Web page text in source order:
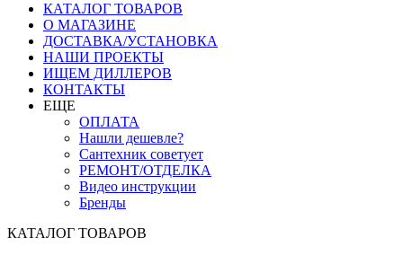
КАТАЛОГ ТОВАРОВ
О МАГАЗИНЕ
ДОСТАВКА/УСТАНОВКА
НАШИ ПРОЕКТЫ
ИЩЕМ ДИЛЛЕРОВ
КОНТАКТЫ
ЕЩЕ
ОПЛАТА
Нашли дешевле?
Сантехник советует
РЕМОНТ/ОТДЕЛКА
Видео инструкции
Бренды
КАТАЛОГ ТОВАРОВ